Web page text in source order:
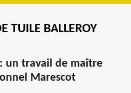
TUILE BALLEROY
un travail de maître
Marescot